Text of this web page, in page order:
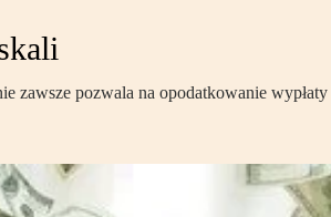
zawsze pozwala na opodatkowanie